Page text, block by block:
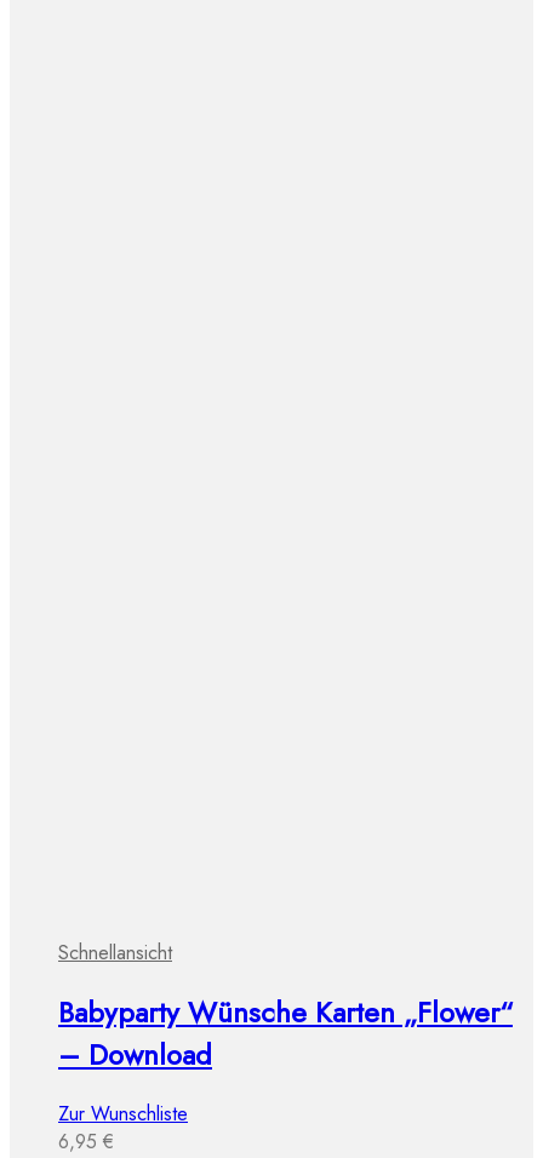
Schnellansicht
Babyparty Wünsche Karten „Flower“
– Download
Zur Wunschliste
6,95 €